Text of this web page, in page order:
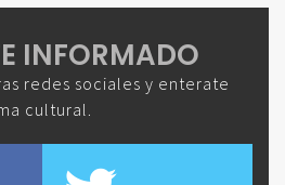
INFORMADO
redes sociales y enterate
cultural.